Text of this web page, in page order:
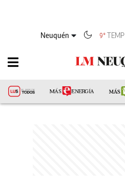
Neuquén 9°TEMP